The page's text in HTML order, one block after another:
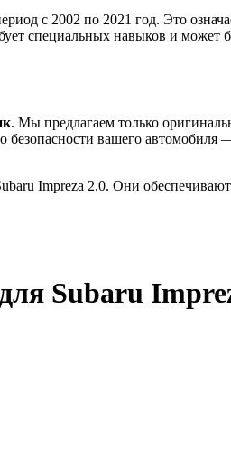
с 2002 по 2021 год. Это
специальных навыков и может
. Мы предлагаем только
безопасности вашего
Impreza 2.0. Они
Subaru